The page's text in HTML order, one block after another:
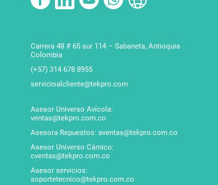
Política de garantías
Carrera 48 # 65 sur 114 – Sabaneta, Antioquia
Colombia
(+57) 314 678 8955
servicioalcliente@tekpro.com
Asesor Universo Avícola:
ventas@tekpro.com.co
Asesora Repuestos: aventas@tekpro.com.co
Asesor Universo Cárnico:
cventas@tekpro.com.co
Asesor servicios:
soportetecnico@tekpro.com.co